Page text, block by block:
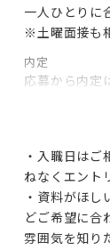
一人ひとりに
※土曜面接も
内定
応募から内定
・入職日はご
ねなくエント
・資料がほし
どご希望に合
雰囲気を知り